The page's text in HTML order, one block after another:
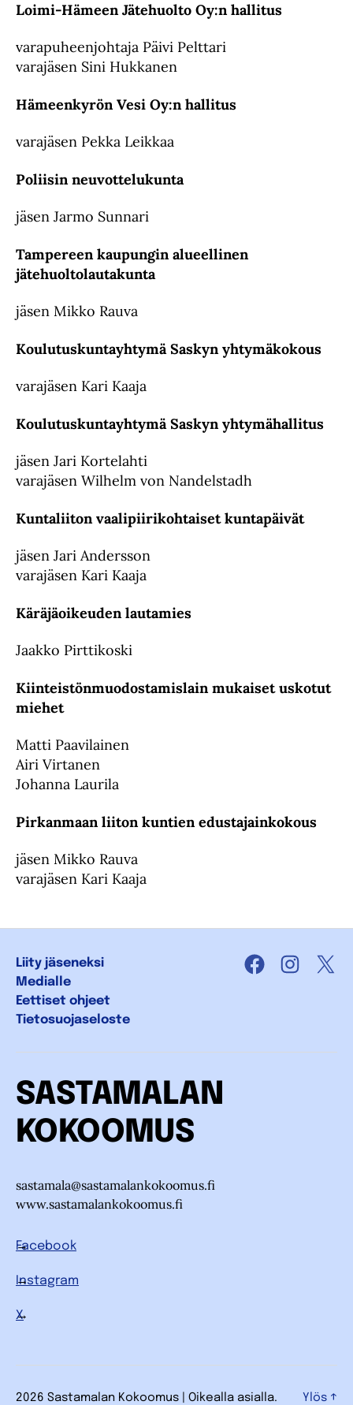
Loimi-Hämeen Jätehuolto Oy:n hallitus
varapuheenjohtaja Päivi Pelttari
varajäsen Sini Hukkanen
Hämeenkyrön Vesi Oy:n hallitus
varajäsen Pekka Leikkaa
Poliisin neuvottelukunta
jäsen Jarmo Sunnari
Tampereen kaupungin alueellinen
jätehuoltolautakunta
jäsen Mikko Rauva
Koulutuskuntayhtymä Saskyn yhtymäkokous
varajäsen Kari Kaaja
Koulutuskuntayhtymä Saskyn yhtymähallitus
jäsen Jari Kortelahti
varajäsen Wilhelm von Nandelstadh
Kuntaliiton vaalipiirikohtaiset kuntapäivät
jäsen Jari Andersson
varajäsen Kari Kaaja
Käräjäoikeuden lautamies
Jaakko Pirttikoski
Kiinteistönmuodostamislain mukaiset uskotut
miehet
Matti Paavilainen
Airi Virtanen
Johanna Laurila
Pirkanmaan liiton kuntien edustajainkokous
jäsen Mikko Rauva
varajäsen Kari Kaaja
Liity jäseneksi
Medialle
Eettiset ohjeet
Tietosuojaseloste
Facebook X
SASTAMALAN
KOKOOMUS
sastamala@sastamalankokoomus.fi
www.sastamalankokoomus.fi
Facebook
Instagram
X
2026 Sastamalan Kokoomus | Oikealla asialla. Ylös ↑